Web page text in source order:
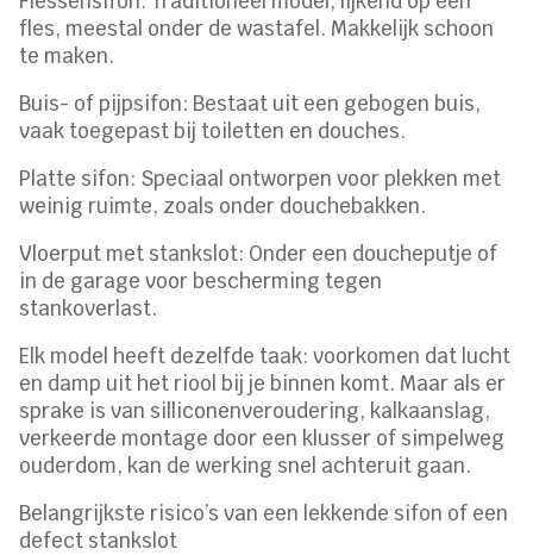
fles, meestal onder de wastafel. Makkelijk schoon
te maken.
Buis- of pijpsifon: Bestaat uit een gebogen buis,
vaak toegepast bij toiletten en douches.
Platte sifon: Speciaal ontworpen voor plekken met
weinig ruimte, zoals onder douchebakken.
Vloerput met stankslot: Onder een doucheputje of
in de garage voor bescherming tegen
stankoverlast.
Elk model heeft dezelfde taak: voorkomen dat lucht
en damp uit het riool bij je binnen komt. Maar als er
sprake is van silliconenveroudering, kalkaanslag,
verkeerde montage door een klusser of simpelweg
ouderdom, kan de werking snel achteruit gaan.
Belangrijkste risico’s van een lekkende sifon of een
defect stankslot